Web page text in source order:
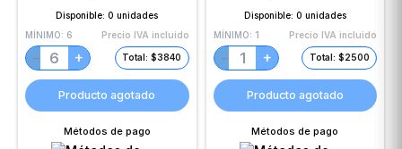
Disponible:0 unidades
MÍNIMO: 6 Precio IVA incluido
− + Total: $3840
Producto agotado
Métodos de pago
Disponible: 0 unidades
MÍNIMO: 1 Precio IVA incluido
− + Total: $2500
Producto agotado
Métodos de pago